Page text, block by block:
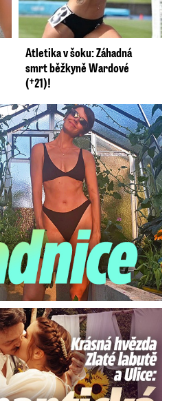
Atletika v šoku: Záhadná
smrt běžkyně Wardové
(†21)!
Lašková pečuje o ...
Romantická svatba